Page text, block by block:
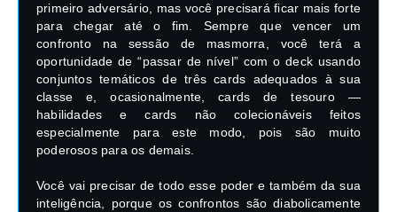
primeiro adversário, mas você precisará ficar mais forte
para chegar até o fim. Sempre que vencer um
confronto na sessão de masmorra, você terá a
oportunidade de “passar de nível” com o deck usando
conjuntos temáticos de três cards adequados à sua
classe e, ocasionalmente, cards de tesouro —
habilidades e cards não colecionáveis feitos
especialmente para este modo, pois são muito
poderosos para os demais.
Você vai precisar de todo esse poder e também da sua
inteligência, porque os confrontos são diabolicamente